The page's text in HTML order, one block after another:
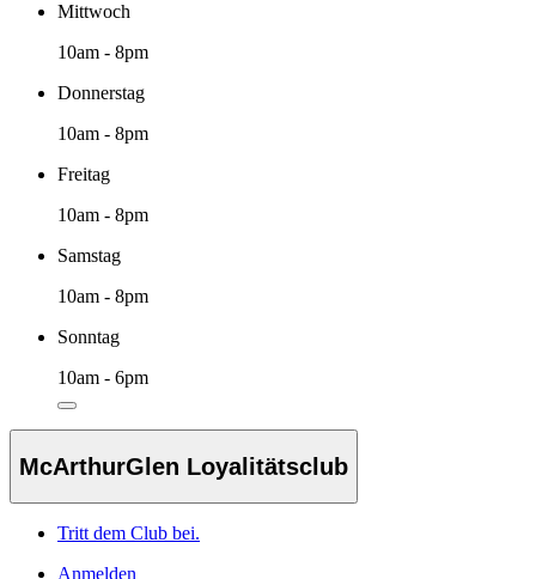
Mittwoch
10am - 8pm
Donnerstag
10am - 8pm
Freitag
10am - 8pm
Samstag
10am - 8pm
Sonntag
10am - 6pm
McArthurGlen Loyalitätsclub
Tritt dem Club bei.
Anmelden